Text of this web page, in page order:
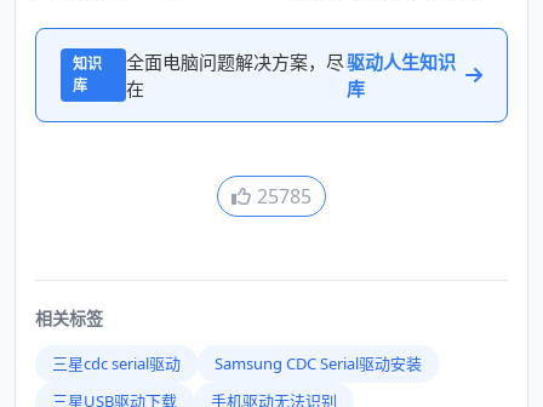
知识
库
全面电脑问题解决方案，尽
在
驱动人生知识
库
25785
相关标签
三星cdc serial驱动
Samsung CDC Serial驱动安装
三星USB驱动下载
手机驱动无法识别